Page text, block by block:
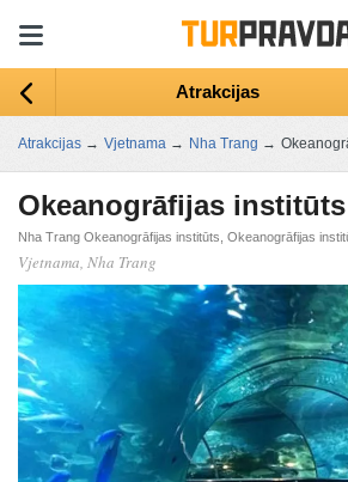
Atrakcijas
Atrakcijas → Vjetnama → Nha Trang →
Okeanogrāfijas institūts
Nha Trang Okeanogrāfijas institūts, Okeanogrāfijas
Vjetnama, Nha Trang